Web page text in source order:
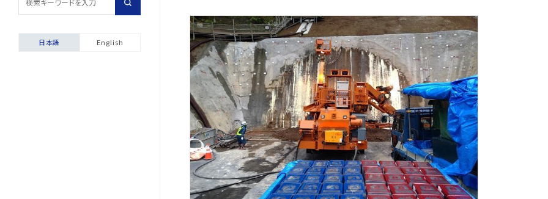
自動発行サービス
お困りごと相談室
安全にご使用いただくために
製品保証について
日本語 English